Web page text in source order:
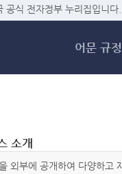
메
공식 전자정부 누리집입니다.
어문 규정
소개
외부에 공개하여 다양하